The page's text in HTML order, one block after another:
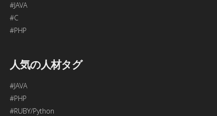
#JAVA
#C
#PHP
人気の人材タグ
#JAVA
#PHP
#RUBY/Python